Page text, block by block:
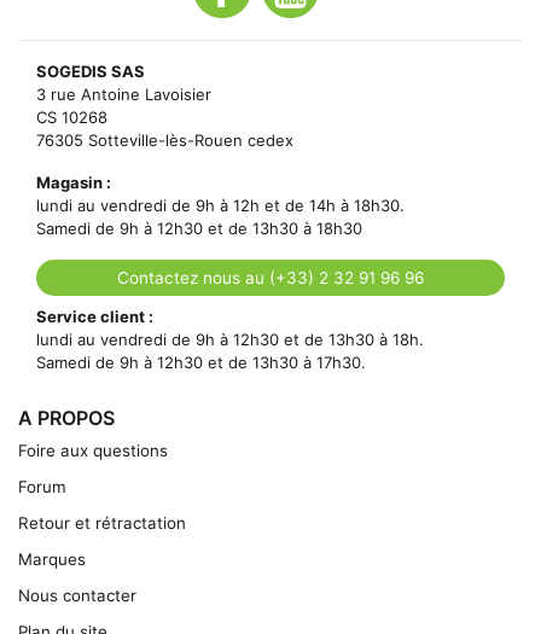
SOGEDIS SAS
3 rue Antoine Lavoisier
CS 10268
76305 Sotteville-lès-Rouen cedex
Magasin :
lundi au vendredi de 9h à 12h et de 14h à 18h30.
Samedi de 9h à 12h30 et de 13h30 à 18h30
Contactez nous au (+33) 2 32 91 96 96
Service client :
lundi au vendredi de 9h à 12h30 et de 13h30 à 18h.
Samedi de 9h à 12h30 et de 13h30 à 17h30.
A PROPOS
Foire aux questions
Forum
Retour et rétractation
Marques
Nous contacter